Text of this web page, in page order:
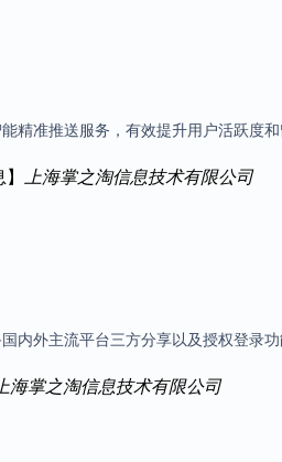
精准推送服务，有效提升用户活跃度
上海掌之淘信息技术有限公司
内外主流平台三方分享以及授权登录
上海掌之淘信息技术有限公司